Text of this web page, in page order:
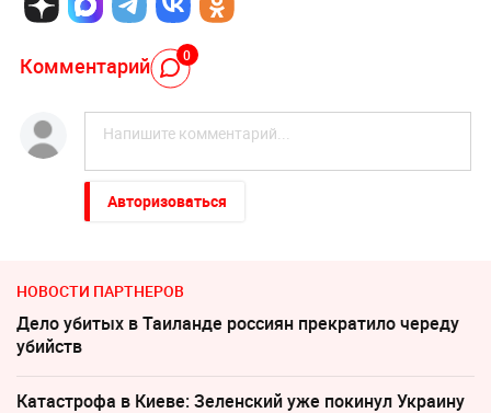
Комментарий 0
Авторизоваться
НОВОСТИ ПАРТНЕРОВ
Дело убитых в Таиланде россиян прекратило череду
убийств
Катастрофа в Киеве: Зеленский уже покинул Украину